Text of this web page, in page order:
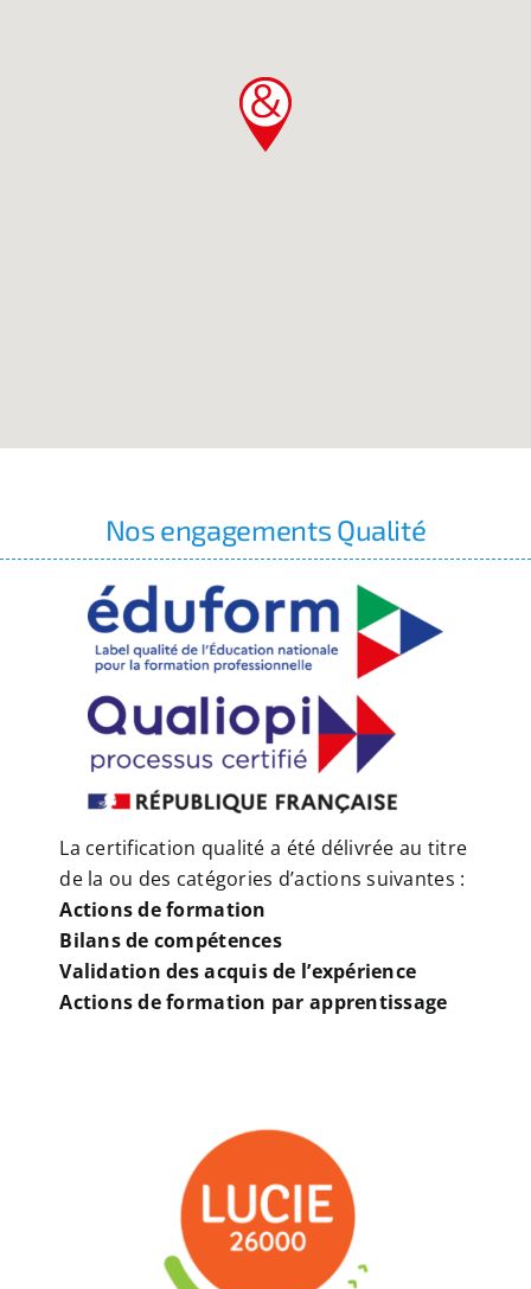
Nos engagements Qualité
La certification qualité a été délivrée au titre
de la ou des catégories d’actions suivantes :
Actions de formation
Bilans de compétences
Validation des acquis de l’expérience
Actions de formation par apprentissage